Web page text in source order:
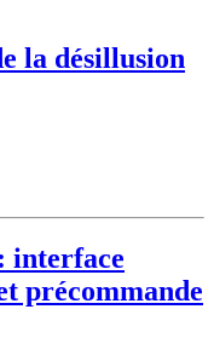
la désillusion
interface
précommande